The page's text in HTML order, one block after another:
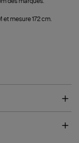
des marques.
et mesure 172 cm.